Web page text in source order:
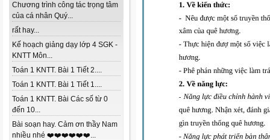
Chương trình công tác trọng tâm
của cá nhân Quý...
rất hay...
Kế hoạch giảng dạy lớp 4 SGK -
KNTT Môn...
Toán 1 KNTT. Bài 1 Tiết 2....
Toán 1 KNTT. Bài 1 Tiết 1....
Toán 1 KNTT. Bài Các số từ 0
đến 10...
Bài soạn hay. Cảm ơn thầy Nam
nhiều nhé ❤️❤️❤️❤️❤️❤️...